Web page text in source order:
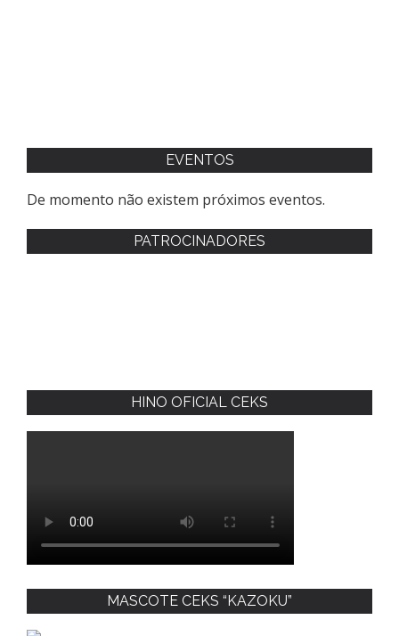
EVENTOS
De momento não existem próximos eventos.
PATROCINADORES
HINO OFICIAL CEKS
MASCOTE CEKS “KAZOKU”